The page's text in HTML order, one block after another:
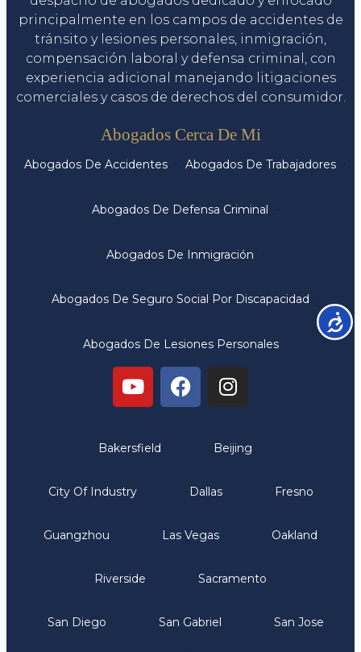
principalmente en los campos de accidentes de
tránsito y lesiones personales, inmigración,
compensación laboral y defensa criminal, con
experiencia adicional manejando litigaciones
comerciales y casos de derechos del consumidor.
Abogados Cerca De Mi
Abogados De Accidentes Abogados De Trabajadores
Abogados De Defensa Criminal
Abogados De Inmigración
Abogados De Seguro Social Por Discapacidad
Abogados De Lesiones Personales
Bakersfield Beijing
City Of Industry Dallas Fresno
Guangzhou Las Vegas Oakland
Riverside Sacramento
San Diego San Gabriel San Jose